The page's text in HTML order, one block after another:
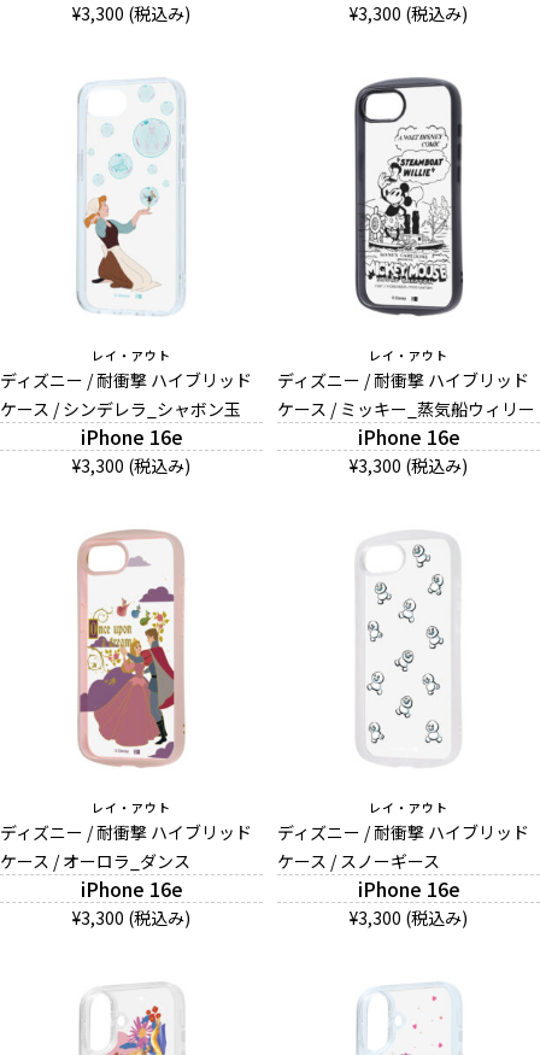
¥3,300 (税込み) ¥3,300 (税込み)
レイ・アウト
ディズニー / 耐衝撃 ハイブリッド
ケース / シンデレラ_シャボン玉
iPhone 16e
¥3,300 (税込み)
レイ・アウト
ディズニー / 耐衝撃 ハイブリッド
ケース / ミッキー_蒸気船ウィリー
iPhone 16e
¥3,300 (税込み)
レイ・アウト
ディズニー / 耐衝撃 ハイブリッド
ケース / オーロラ_ダンス
iPhone 16e
¥3,300 (税込み)
レイ・アウト
ディズニー / 耐衝撃 ハイブリッド
ケース / スノーギース
iPhone 16e
¥3,300 (税込み)